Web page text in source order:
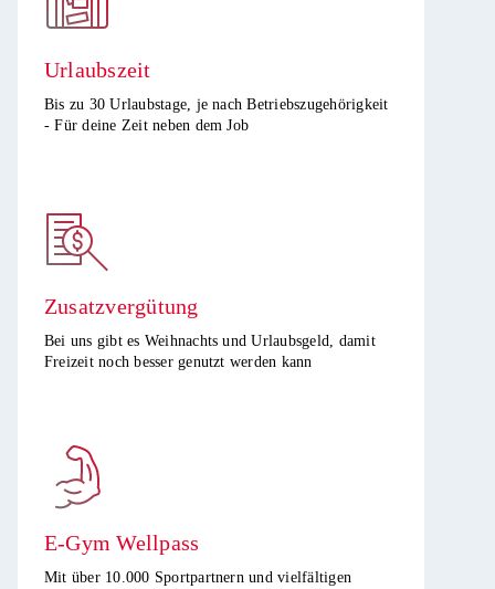
Urlaubszeit
Bis zu 30 Urlaubstage, je nach Betriebszugehörigkeit
- Für deine Zeit neben dem Job​
Zusatzvergütung
Bei uns gibt es Weihnachts und Urlaubsgeld, damit
Freizeit noch besser genutzt werden kann​
E-Gym Wellpass
Mit über 10.000 Sportpartnern und vielfältigen